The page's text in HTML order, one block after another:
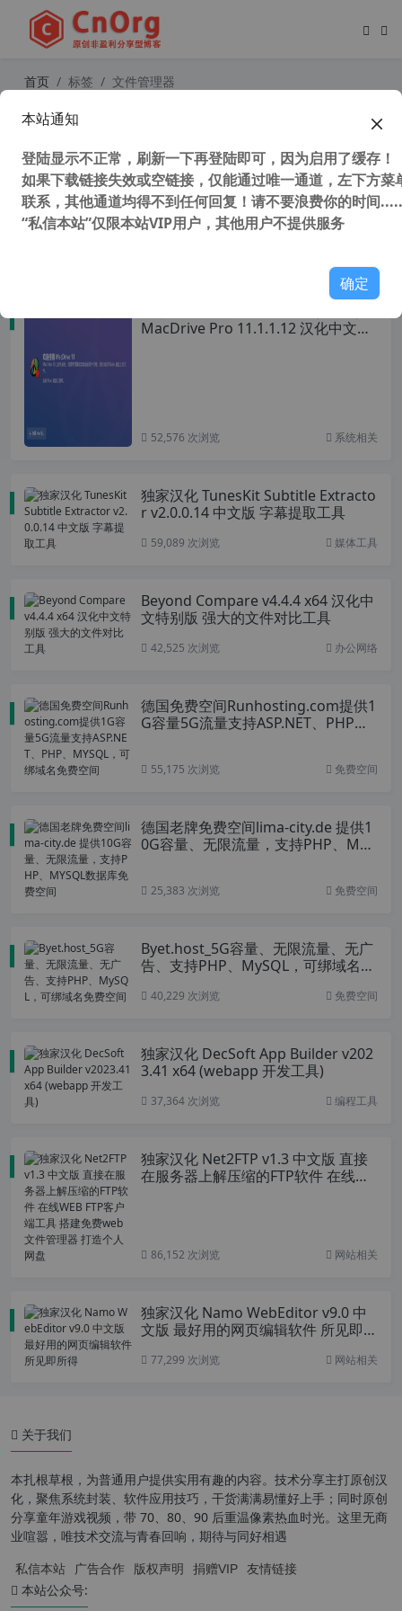
首页 标签 文件管理器
盘不限速下载工具
MacDrive Pro 11.1.1.12 汉化中文特
52,576 次浏览 系统相关
独家汉化 TunesKit Subtitle Extracto
r v2.0.0.14 中文版 字幕提取工具
59,089 次浏览 媒体工具
Beyond Compare v4.4.4 x64 汉化中
文特别版 强大的文件对比工具
42,525 次浏览 办公网络
德国免费空间Runhosting.com提供1
G容量5G流量支持ASP.NET、PHP、
55,175 次浏览 免费空间
德国老牌免费空间lima-city.de 提供1
0G容量、无限流量，支持PHP、MYS
25,383 次浏览 免费空间
Byet.host_5G容量、无限流量、无广
告、支持PHP、MySQL，可绑域名免
40,229 次浏览 免费空间
独家汉化 DecSoft App Builder v202
3.41 x64 (webapp 开发工具)
37,364 次浏览 编程工具
独家汉化 Net2FTP v1.3 中文版 直接
在服务器上解压缩的FTP软件 在线WE
86,152 次浏览 网站相关
独家汉化 Namo WebEditor v9.0 中
文版 最好用的网页编辑软件 所见即所
77,299 次浏览 网站相关
关于我们
本扎根草根，为普通用户提供实用有趣的内容。技术分享主打原创汉
化，聚焦系统封装、软件应用技巧，干货满满易懂好上手；同时原创
分享童年游戏视频，带 70、80、90 后重温像素热血时光。这里无商
业喧嚣，唯技术交流与青春回响，期待与同好相遇
私信本站 广告合作 版权声明 捐赠VIP 友情链接
本站公众号:
本站通知
登陆显示不正常，刷新一下再登陆即可，因为启用了缓存！
如果下载链接失效或空链接，仅能通过唯一通道，左下方菜
联系，其他通道均得不到任何回复！请不要浪费你的时间
“私信本站”仅限本站VIP用户，其他用户不提供服务
确定